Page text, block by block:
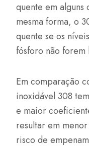
quente em alguns
mesma forma, o
quente se os
fósforo não
Em comparação
inoxidável 308
e maior
resultar em
risco de